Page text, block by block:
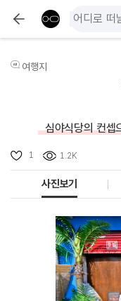
여행지
심야식당의 컨셉
1 1.2K
사진보기